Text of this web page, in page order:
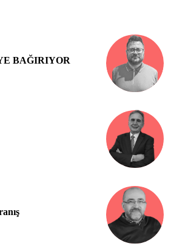
BAĞIRIYOR